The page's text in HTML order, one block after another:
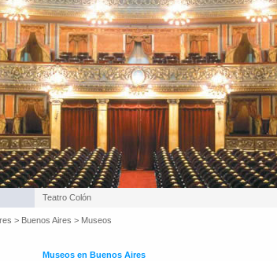
Teatro Colón
> Buenos Aires > Museos
Museos en Buenos Aires